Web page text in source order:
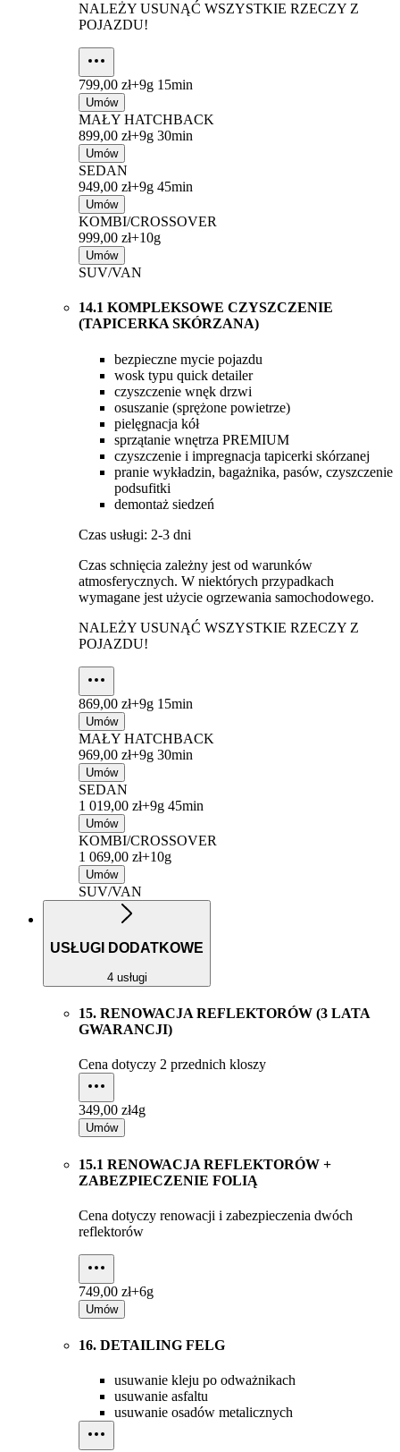
NALEŻY USUNĄĆ WSZYSTKIE RZECZY Z
POJAZDU!
799,00 zł+9g 15min
Umów
MAŁY HATCHBACK
899,00 zł+9g 30min
Umów
SEDAN
949,00 zł+9g 45min
Umów
KOMBI/CROSSOVER
999,00 zł+10g
Umów
SUV/VAN
14.1 KOMPLEKSOWE CZYSZCZENIE
(TAPICERKA SKÓRZANA)
bezpieczne mycie pojazdu
wosk typu quick detailer
czyszczenie wnęk drzwi
osuszanie (sprężone powietrze)
pielęgnacja kół
sprzątanie wnętrza PREMIUM
czyszczenie i impregnacja tapicerki skórzanej
pranie wykładzin, bagażnika, pasów, czyszczenie
podsufitki
demontaż siedzeń
Czas usługi: 2-3 dni
Czas schnięcia zależny jest od warunków
atmosferycznych. W niektórych przypadkach
wymagane jest użycie ogrzewania samochodowego.
NALEŻY USUNĄĆ WSZYSTKIE RZECZY Z
POJAZDU!
869,00 zł+9g 15min
Umów
MAŁY HATCHBACK
969,00 zł+9g 30min
Umów
SEDAN
1 019,00 zł+9g 45min
Umów
KOMBI/CROSSOVER
1 069,00 zł+10g
Umów
SUV/VAN
USŁUGI DODATKOWE
4 usługi
15. RENOWACJA REFLEKTORÓW (3 LATA
GWARANCJI)
Cena dotyczy 2 przednich kloszy
349,00 zł4g
Umów
15.1 RENOWACJA REFLEKTORÓW +
ZABEZPIECZENIE FOLIĄ
Cena dotyczy renowacji i zabezpieczenia dwóch
reflektorów
749,00 zł+6g
Umów
16. DETAILING FELG
usuwanie kleju po odważnikach
usuwanie asfaltu
usuwanie osadów metalicznych